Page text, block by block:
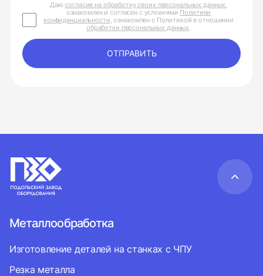
Даюсогласие на обработку своих персональных данных,
ознакомлен и согласен с условиями Политики
конфиденциальности, ознакомлен с Политикой в отношении
обработки персональных данных.
ОТПРАВИТЬ
Металлообработка
Изготовление деталей на станках с ЧПУ
Резка металла